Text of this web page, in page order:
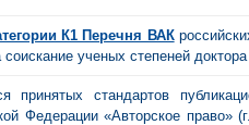
К1 Перечня ВАК
ученых степеней
стандартов
Федерации «Авторское